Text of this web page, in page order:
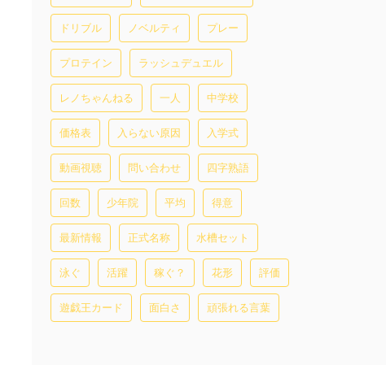
ドリブル ノベルティ プレー
プロテイン ラッシュデュエル
レノちゃんねる 一人 中学校
価格表 入らない原因 入学式
動画視聴 問い合わせ 四字熟語
回数 少年院 平均 得意
最新情報 正式名称 水槽セット
泳ぐ 活躍 稼ぐ？ 花形 評価
遊戯王カード 面白さ 頑張れる言葉